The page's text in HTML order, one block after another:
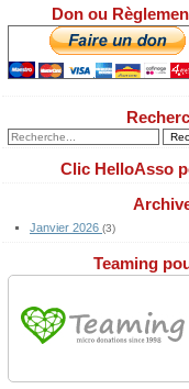
Don ou
Clic HelloAsso
Janvier 2026 (3)
Teaming